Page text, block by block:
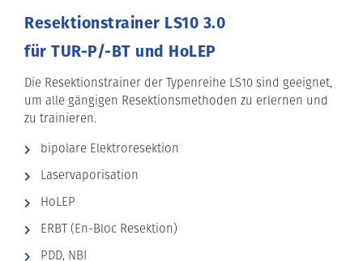
LOGIN
Resektionstrainer LS10 3.0
für TUR-P/-BT und HoLEP
Die Resektionstrainer der Typenreihe LS10 sind geeignet,
um alle gängigen Resektionsmethoden zu erlernen und
zu trainieren.
bipolare Elektroresektion
Laservaporisation
HoLEP
ERBT (En-Bloc Resektion)
PDD, NBI